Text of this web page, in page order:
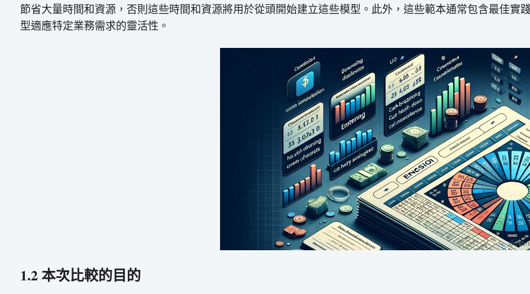
節省大量時間和資源，否則這些時間和資源將用於從頭開始建立這些模型。此外，這些範本通常包含最佳實
型適應特定業務需求的靈活性。
1.2 本次比較的目的